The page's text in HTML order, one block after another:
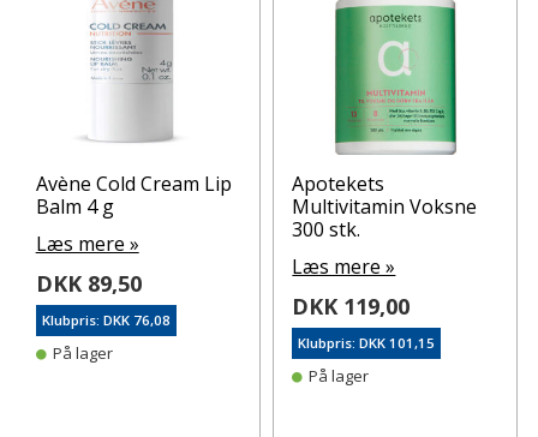
Avène Cold Cream Lip
Balm 4 g
Læs mere »
DKK 89,50
Klubpris: DKK 76,08
På lager
Apotekets
Multivitamin Voksne
300 stk.
Læs mere »
DKK 119,00
Klubpris: DKK 101,15
På lager